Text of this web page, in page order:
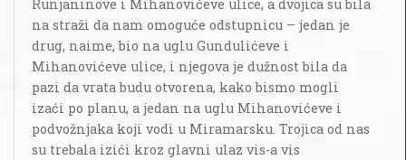
Runjaninove i Mihanovićeve ulice, a dvojica su bila
na straži da nam omoguće odstupnicu – jedan je
drug, naime, bio na uglu Gundulićeve i
Mihanovićeve ulice, i njegova je dužnost bila da
pazi da vrata budu otvorena, kako bismo mogli
izaći po planu, a jedan na uglu Mihanovićeve i
podvožnjaka koji vodi u Miramarsku. Trojica od nas
su trebala izići kroz glavni ulaz vis-a vis